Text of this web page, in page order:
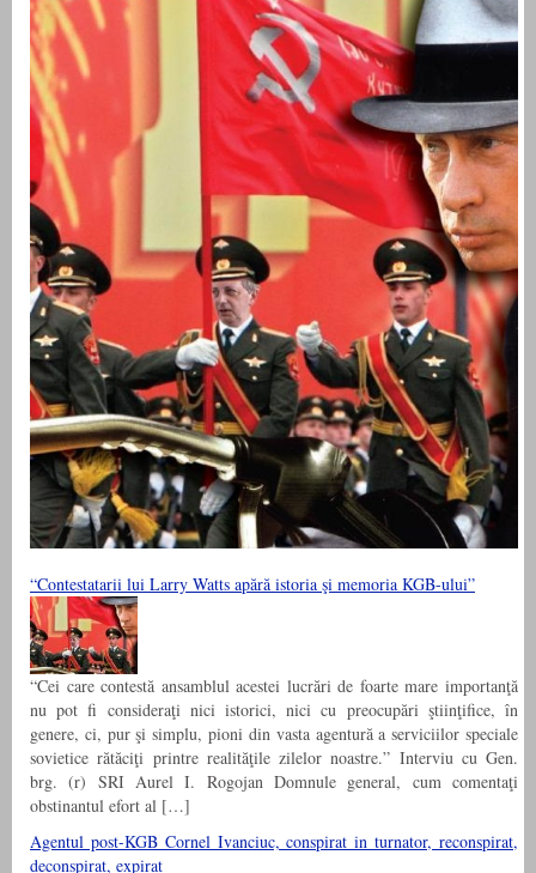
“Contestatarii lui Larry Watts apără istoria şi memoria KGB-ului”
“Cei care contestă ansamblul acestei lucrări de foarte mare importanţă
nu pot fi consideraţi nici istorici, nici cu preocupări ştiinţifice, în
genere, ci, pur şi simplu, pioni din vasta agentură a serviciilor speciale
sovietice rătăciţi printre realităţile zilelor noastre.” Interviu cu Gen.
brg. (r) SRI Aurel I. Rogojan Domnule general, cum comentaţi
obstinantul efort al […]
Agentul post-KGB Cornel Ivanciuc, conspirat in turnator, reconspirat,
deconspirat, expirat